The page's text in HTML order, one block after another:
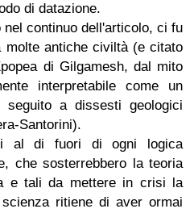
di datazione.
nel continuo dell'articolo, ci fu
molte antiche civiltà (e citato
di Gilgamesh, dal mito
interpretabile come un
a dissesti geologici
Santorini).
al di fuori di ogni logica
che sosterrebbero la teoria
e tali da mettere in crisi la
ritiene di aver ormai